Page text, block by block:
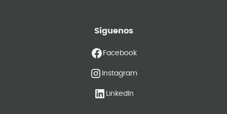
Síguenos
Facebook
Instagram
LinkedIn